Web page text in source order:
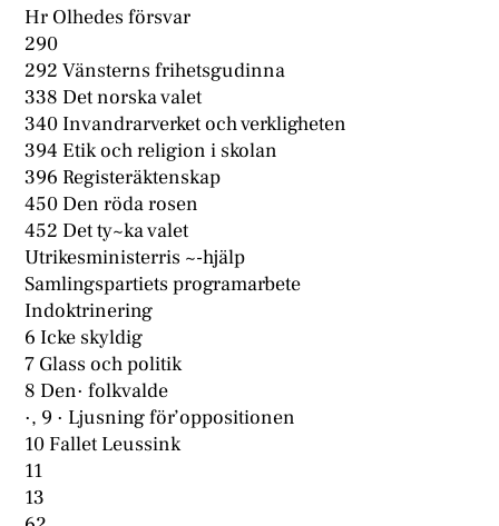
Hr Olhedes försvar
290
292 Vänsterns frihetsgudinna
338 Det norska valet
340 Invandrarverket och verkligheten
394 Etik och religion i skolan
396 Registeräktenskap
450 Den röda rosen
452 Det ty~ka valet
Utrikesministerris ~-hjälp
Samlingspartiets programarbete
Indoktrinering
6 Icke skyldig
7 Glass och politik
8 Den· folkvalde
·, 9 · Ljusning för’oppositionen
10 Fallet Leussink
11
13